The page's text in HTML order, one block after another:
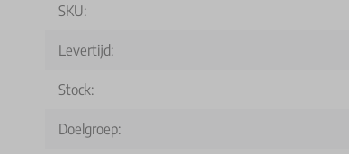
SKU:
Levertijd:
Stock:
Doelgroep: